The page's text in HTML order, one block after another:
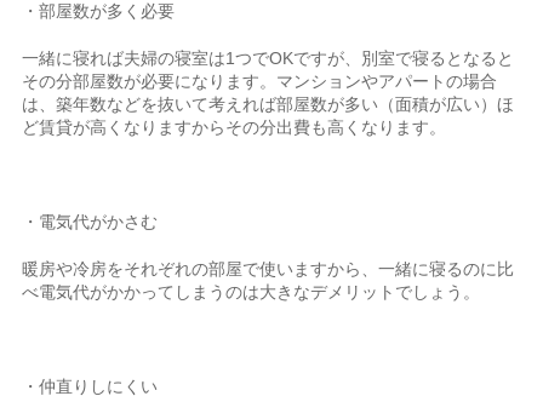
・部屋数が多く必要
一緒に寝れば夫婦の寝室は1つでOKですが、別室で寝るとなると
その分部屋数が必要になります。マンションやアパートの場合
は、築年数などを抜いて考えれば部屋数が多い（面積が広い）ほ
ど賃貸が高くなりますからその分出費も高くなります。
・電気代がかさむ
暖房や冷房をそれぞれの部屋で使いますから、一緒に寝るのに比
べ電気代がかかってしまうのは大きなデメリットでしょう。
・仲直りしにくい